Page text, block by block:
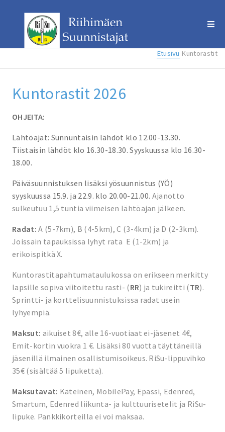
Etusivu Kuntorastit
Kuntorastit 2026
OHJEITA:
Lähtöajat: Sunnuntaisin lähdöt klo 12.00-13.30.
Tiistaisin lähdöt klo 16.30-18.30. Syyskuussa klo 16.30-
18.00.
Päiväsuunnistuksen lisäksi yösuunnistus (YÖ)
syyskuussa 15.9. ja 22.9. klo 20.00-21.00. Ajanotto
sulkeutuu 1,5 tuntia viimeisen lähtöajan jälkeen.
Radat: A (5-7km), B (4-5km), C (3-4km) ja D (2-3km).
Joissain tapauksissa lyhyt rata E (1-2km) ja
erikoispitkä X.
Kuntorastitapahtumataulukossa on erikseen merkitty
lapsille sopiva viitoitettu rasti- (RR) ja tukireitti (TR).
Sprintti- ja korttelisuunnistuksissa radat usein
lyhyempiä.
Maksut: aikuiset 8€, alle 16-vuotiaat ei-jäsenet 4€,
Emit-kortin vuokra 1 €. Lisäksi 80 vuotta täyttäneillä
jäsenillä ilmainen osallistumisoikeus. RiSu-lippuvihko
35€ (sisältää 5 lipuketta).
Maksutavat: Käteinen, MobilePay, Epassi, Edenred,
Smartum, Edenred liikunta- ja kulttuurisetelit ja RiSu-
lipuke. Pankkikorteilla ei voi maksaa.